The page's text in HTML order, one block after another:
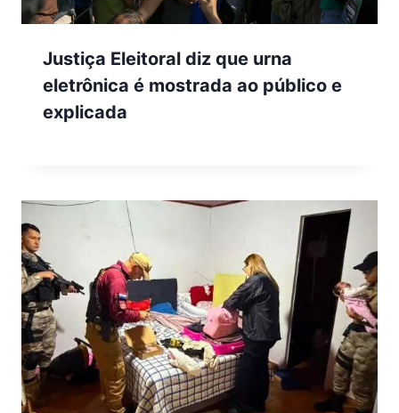
Justiça Eleitoral diz que urna
eletrônica é mostrada ao público e
explicada